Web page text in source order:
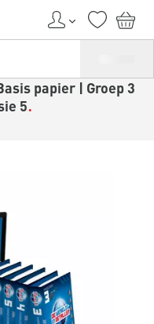
papier | Groep 3
5